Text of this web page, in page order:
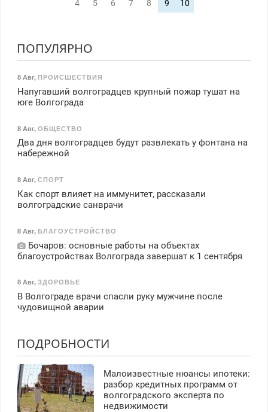
4
5 6 7 8 9 10
ПОПУЛЯРНО
8 Авг, ПРОИСШЕСТВИЯ
Напугавший волгоградцев крупный пожар тушат на
юге Волгограда
8 Авг, ОБЩЕСТВО
Два дня волгоградцев будут развлекать у фонтана на
набережной
8 Авг, СПОРТ
Как спорт влияет на иммунитет, рассказали
волгоградские санврачи
8 Авг, БЛАГОУСТРОЙСТВО
Бочаров: основные работы на объектах
благоустройствах Волгограда завершат к 1 сентября
8 Авг, ЗДОРОВЬЕ
В Волгограде врачи спасли руку мужчине после
чудовищной аварии
ПОДРОБНОСТИ
Малоизвестные нюансы ипотеки:
разбор кредитных программ от
волгоградского эксперта по
недвижимости